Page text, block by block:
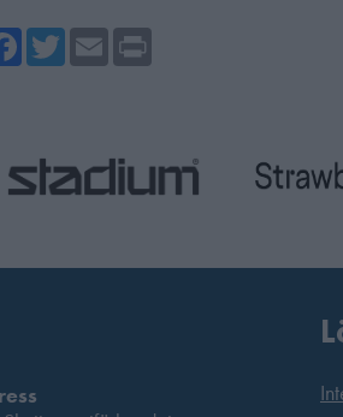
Facebook
TwitterEmail